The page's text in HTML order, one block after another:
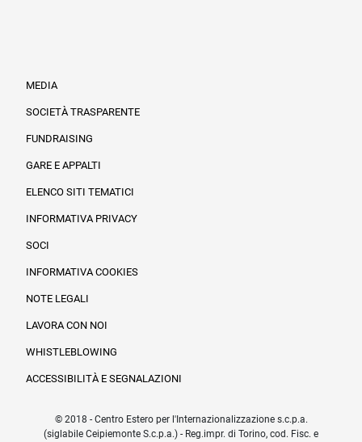
MEDIA
SOCIETÀ TRASPARENTE
FUNDRAISING
GARE E APPALTI
ELENCO SITI TEMATICI
INFORMATIVA PRIVACY
SOCI
INFORMATIVA COOKIES
NOTE LEGALI
LAVORA CON NOI
WHISTLEBLOWING
ACCESSIBILITÀ E SEGNALAZIONI
© 2018 - Centro Estero per l'Internazionalizzazione s.c.p.a.
(siglabile Ceipiemonte S.c.p.a.) - Reg.impr. di Torino, cod. Fisc. e